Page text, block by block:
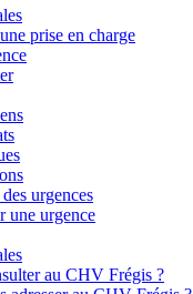
prise en charge
urgences
une urgence
au CHV Frégis ?